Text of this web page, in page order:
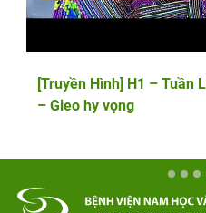
[Truyền Hình] H1 – Tuần
– Gieo hy vọng